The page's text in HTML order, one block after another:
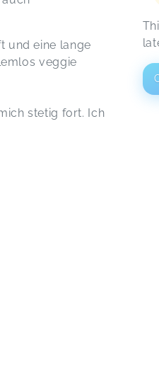
und eine lange
veggie
stetig fort. Ich